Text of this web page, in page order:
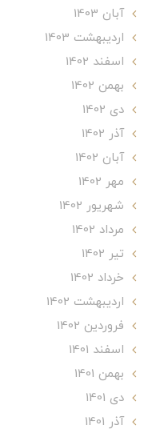
آبان 1403
ارديبهشت 1403
اسفند 1402
بهمن 1402
دی 1402
آذر 1402
آبان 1402
مهر 1402
شهریور 1402
مرداد 1402
تير 1402
خرداد 1402
ارديبهشت 1402
فروردین 1402
اسفند 1401
بهمن 1401
دی 1401
آذر 1401